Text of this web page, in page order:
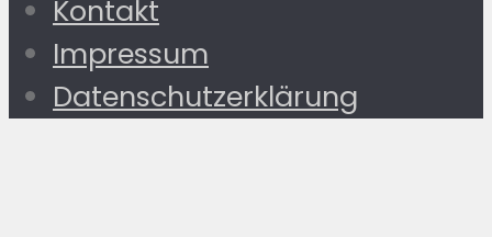
Kontakt
Impressum
Datenschutzerklärung